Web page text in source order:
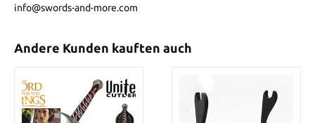
info@swords-and-more.com
Andere Kunden kauften auch